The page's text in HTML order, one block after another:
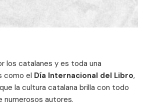
los catalanes y es toda una
como el Día Internacional del Libro,
la cultura catalana brilla con todo
numerosos autores.